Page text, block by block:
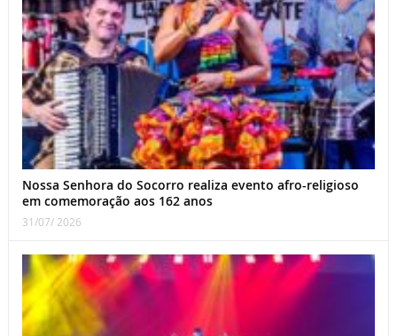
Nossa Senhora do Socorro realiza evento afro-religioso
em comemoração aos 162 anos
31/07/ 2026